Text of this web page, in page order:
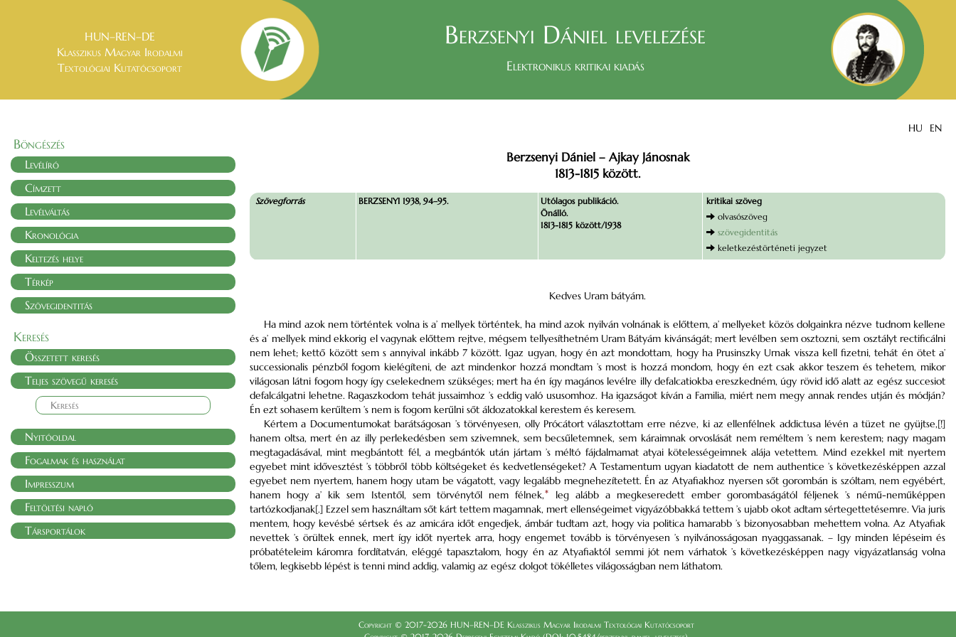
HUN–REN–DE
Klasszikus Magyar Irodalmi
Textológiai Kutatócsoport
Berzsenyi Dániel levelezése
Elektronikus kritikai kiadás
HU EN
Böngészés
Levélíró
Címzett
Levélváltás
Kronológia
Keltezés helye
Térkép
Szövegidentitás
Keresés
Összetett keresés
Teljes szövegű keresés
Nyitóoldal
Fogalmak és használat
Impresszum
Feltöltési napló
Társportálok
Berzsenyi Dániel – Ajkay Jánosnak
1813-1815 között.
Szövegforrás BERZSENYI 1938, 94–95.
Utólagos publikáció.
Önálló.
1813-1815 között/1938
kritikai szöveg
olvasószöveg
szövegidentitás
keletkezéstörténeti jegyzet
Kedves Uram bátyám.
Ha mind azok nem történtek volna is a’ mellyek történtek, ha mind azok nyilván volnának is előttem, a’ mellyeket közös dolgainkra nézve tudnom kellene
és a’ mellyek mind ekkorig el vagynak előttem rejtve, mégsem tellyesíthetném Uram Bátyám kivánságát; mert levélben sem osztozni, sem osztályt rectificálni
nem lehet; kettő között sem s annyival inkább 7 között. Igaz ugyan, hogy én azt mondottam, hogy ha Prusinszky Urnak vissza kell fizetni, tehát én ötet a’
successionalis pénzből fogom kielégíteni, de azt mindenkor hozzá mondtam ’s most is hozzá mondom, hogy én ezt csak akkor teszem és tehetem, mikor
világosan látni fogom hogy így cselekednem szükséges; mert ha én így magános levélre illy defalcatiokba ereszkedném, úgy rövid idő alatt az egész succesiot
defalcálgatni lehetne. Ragaszkodom tehát jussaimhoz ’s eddig való ususomhoz. Ha igazságot kíván a Familia, miért nem megy annak rendes utján és módján?
Én ezt sohasem kerűltem ’s nem is fogom kerűlni sőt áldozatokkal kerestem és keresem.
Kértem a Documentumokat barátságosan ’s törvényesen, olly Prócátort választottam erre nézve, ki az ellenfélnek addictusa lévén a tüzet ne gyüjtse,[!]
hanem oltsa, mert én az illy perlekedésben sem szivemnek, sem becsűletemnek, sem káraimnak orvoslását nem reméltem ’s nem kerestem; nagy magam
megtagadásával, mint megbántott fél, a megbántók után jártam ’s méltó fájdalmamat atyai kötelességeimnek alája vetettem. Mind ezekkel mit nyertem
egyebet mint idővesztést ’s többről több költségeket és kedvetlenségeket? A Testamentum ugyan kiadatott de nem authentice ’s következésképpen azzal
egyebet nem nyertem, hanem hogy utam be vágatott, vagy legalább megnehezítetett. Én az Atyafiakhoz nyersen sőt gorombán is szóltam, nem egyébért,
hanem hogy a’ kik sem Istentől, sem törvénytől nem félnek,*
leg alább a megkeseredett ember gorombaságától féljenek ’s némű-neműképpen
tartózkodjanak[.] Ezzel sem használtam sőt kárt tettem magamnak, mert ellenségeimet vigyázóbbakká tettem ’s ujabb okot adtam sértegettetésemre. Via juris
mentem, hogy kevésbé sértsek és az amicára időt engedjek, ámbár tudtam azt, hogy via politica hamarabb ’s bizonyosabban mehettem volna. Az Atyafiak
nevettek ’s örültek ennek, mert így időt nyertek arra, hogy engemet tovább is törvényesen ’s nyilvánosságosan nyaggassanak. – Igy minden lépéseim és
próbatételeim káromra fordítatván, eléggé tapasztalom, hogy én az Atyafiaktól semmi jót nem várhatok ’s következésképpen nagy vigyázatlanság volna
tőlem, legkisebb lépést is tenni mind addig, valamig az egész dolgot tökélletes világosságban nem láthatom.
Copyright © 2017-2026 HUN–REN–DE Klasszikus Magyar Irodalmi Textológiai Kutatócsoport